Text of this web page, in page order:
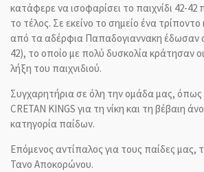
κατάφερε να ισοφαρίσει το παιχνίδι 42-42
το τέλος. Σε εκείνο το σημείο ένα
από τα αδέρφια Παπαδογιαννακη έδωσαν
42), το οποίο με πολύ δυσκολία κράτησαν
λήξη του παιχνιδιού.
Συγχαρητήρια σε όλη την ομάδα μας,
CRETAN KINGS για τη νίκη και τη βέβαιη
κατηγορία παίδων.
Επόμενος αντίπαλος για τους παίδες μας,
Τανο Αποκορώνου.